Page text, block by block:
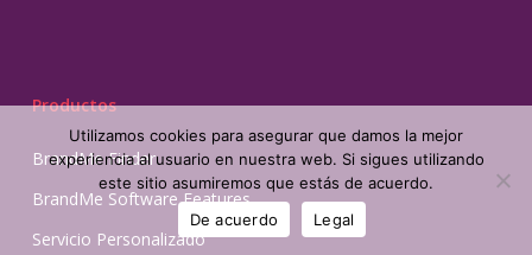
Productos
BrandMe Finder
BrandMe Software Features
Servicio Personalizado
Utilizamos cookies para asegurar que damos la mejor
experiencia al usuario en nuestra web. Si sigues utilizando
este sitio asumiremos que estás de acuerdo.
De acuerdo
Legal